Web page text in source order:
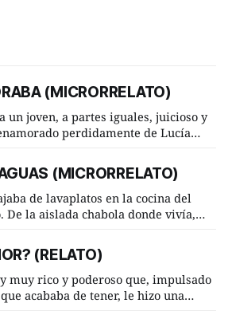
(MICRORRELATO)
un joven, a partes iguales, juicioso y
perdidamente de Lucía
Pero mantenían absoluta
ineluctable por parte de ella.
que ellos
(MICRORRELATO)
de lavaplatos en la cocina del
la aislada chabola donde vivía,
paso. Cierta noche,
laboral caminaba él hacía su mísera
a llover
(RELATO)
muy rico y poderoso que, impulsado
acababa de tener, le hizo una